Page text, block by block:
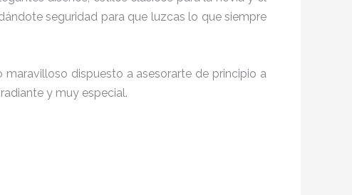
seguridad para que luzcas lo que siempre
dispuesto a asesorarte de principio a
y muy especial.